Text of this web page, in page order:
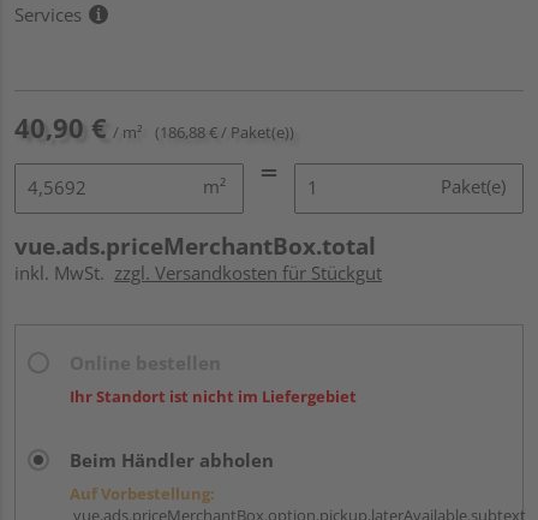
Services
40,90 € / m² (186,88 € / Paket(e))
m² Paket(e)
vue.ads.priceMerchantBox.total
inkl. MwSt. zzgl. Versandkosten für Stückgut
Ihr Standort ist nicht im Liefergebiet
Beim Händler abholen
Auf Vorbestellung:
vue.ads.priceMerchantBox.option.pickup.laterAvailable.subtext